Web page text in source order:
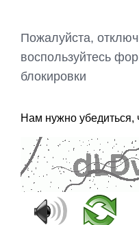
Пожалуйста,
воспользуйтесь
блокировки
Нам нужно убедиться,